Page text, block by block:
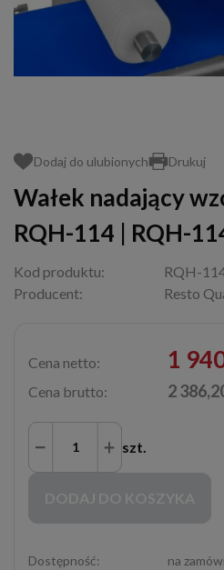
Dodaj do ulubionych Drukuj
Wałek nadający
RQH-114 | RQH-
Kod produktu:
RQH-
Producent:
Resto
Cena netto: 1
Cena brutto: 2
szt.
Dostępność:
na